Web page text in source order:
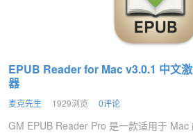
EPUB Reader for Mac v3.0.1 中文
器
麦克先生 1929浏览 0评论
GM EPUB Reader Pro 是一款适用于 Mac